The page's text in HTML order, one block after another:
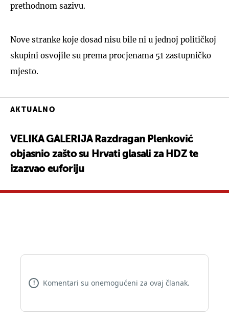
prethodnom sazivu.
Nove stranke koje dosad nisu bile ni u jednoj političkoj
skupini osvojile su prema procjenama 51 zastupničko
mjesto.
AKTUALNO
VELIKA GALERIJA Razdragan Plenković
objasnio zašto su Hrvati glasali za HDZ te
izazvao euforiju
! Komentari su onemogućeni za ovaj članak.